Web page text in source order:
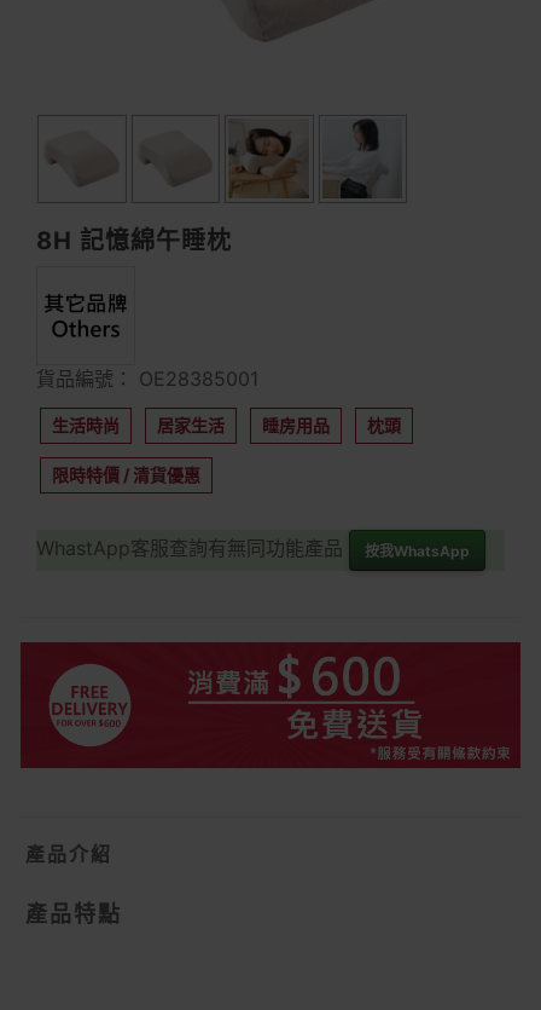
8H 記憶綿午睡枕
貨品編號： OE28385001
生活時尚 居家生活 睡房用品 枕頭
限時特價 / 清貨優惠
WhastApp客服查詢有無同功能產品 按我WhatsApp
產品介紹
產品特點